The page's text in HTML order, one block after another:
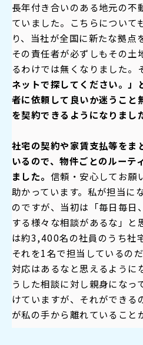
長年付き合いのある地元の不
ていました。こちらについて
り、当社が全国に新たな拠点
その責任者が必ずしもその土
るわけでは無くなりました。
ネットで探してください。」
者に依頼して良いか迷うこと
を契約できるようになりまし
社宅の契約や家賃支払等をま
いるので、物件ごとのルーテ
ました。 信頼・安心してお願
助かっています。私が担当に
のですが、当初は「毎日毎日
する様々な相談があるな」と
は約3,400名の社員のうち社
それを1名で担当しているの
対応はあるなと思えるように
うした相談に対し親身になっ
けていますが、それができる
が私の手から離れていること